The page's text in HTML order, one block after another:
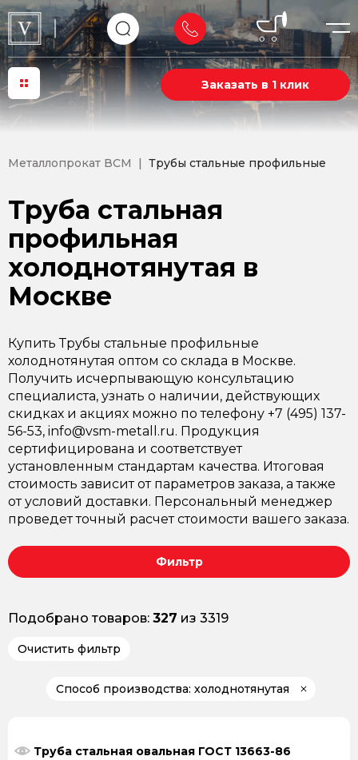
Заказать в 1 клик
Металлопрокат ВСМ Трубы стальные профильные
Труба стальная
профильная
холоднотянутая в
Москве
Купить Трубы стальные профильные
холоднотянутая оптом со склада в Москве.
Получить исчерпывающую консультацию
специалиста, узнать о наличии, действующих
скидках и акциях можно по телефону +7 (495) 137-
56-53, info@vsm-metall.ru. Продукция
сертифицирована и соответствует
установленным стандартам качества. Итоговая
стоимость зависит от параметров заказа, а также
от условий доставки. Персональный менеджер
проведет точный расчет стоимости вашего заказа.
Фильтр
Подобрано товаров: 327 из 3319
Очистить фильтр
Способ производства: холоднотянутая
Труба стальная овальная ГОСТ 13663-86